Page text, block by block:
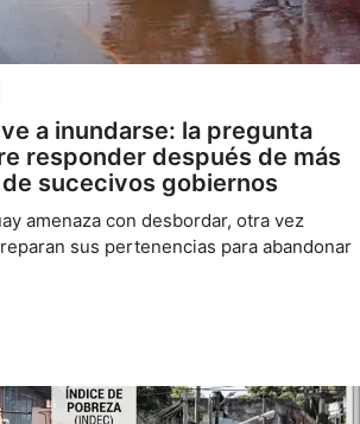
a inundarse: la pregunta
responder después de más
sucecivos gobiernos
amenaza con desbordar, otra vez
sus pertenencias para abandonar